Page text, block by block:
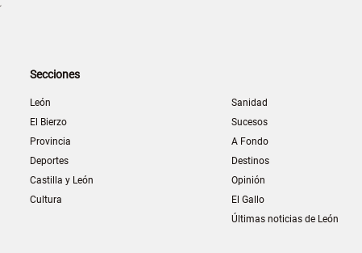
Secciones
León
El Bierzo
Provincia
Deportes
Castilla y León
Cultura
Sanidad
Sucesos
A Fondo
Destinos
Opinión
El Gallo
Últimas noticias de León